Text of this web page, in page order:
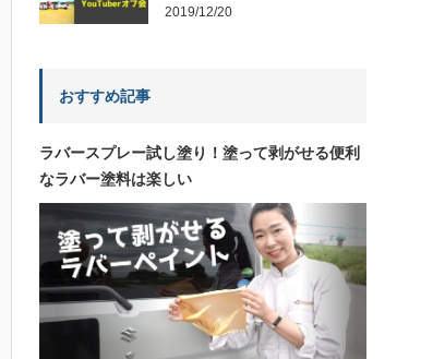
2019/12/20
おすすめ記事
ラバースプレー試し塗り！塗って剥がせる便利
なラバー塗料は楽しい